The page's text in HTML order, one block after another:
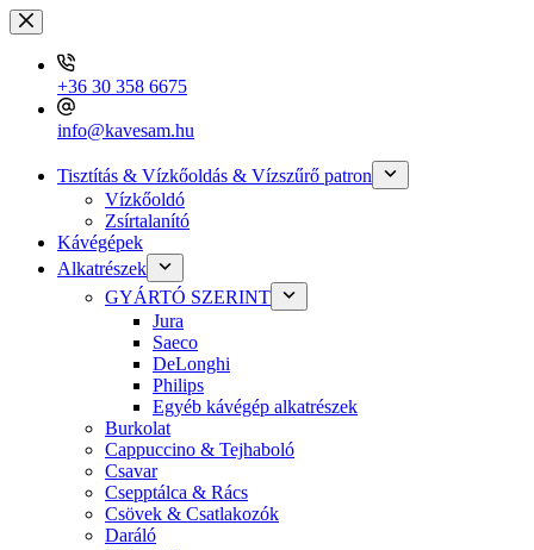
Skip
to
content
+36 30 358 6675
info@kavesam.hu
Tisztítás & Vízkőoldás & Vízszűrő patron
Vízkőoldó
Zsírtalanító
Kávégépek
Alkatrészek
GYÁRTÓ SZERINT
Jura
Saeco
DeLonghi
Philips
Egyéb kávégép alkatrészek
Burkolat
Cappuccino & Tejhaboló
Csavar
Csepptálca & Rács
Csövek & Csatlakozók
Daráló